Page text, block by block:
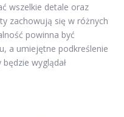
wszelkie detale oraz
zachowują się w różnych
powinna być
a umiejętne podkreślenie
wyglądał